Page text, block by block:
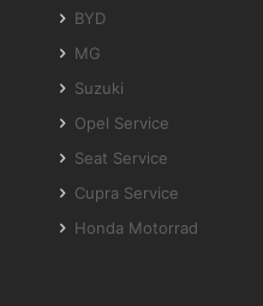
BYD
MG
Suzuki
Opel Service
Seat Service
Cupra Service
Honda Motorrad